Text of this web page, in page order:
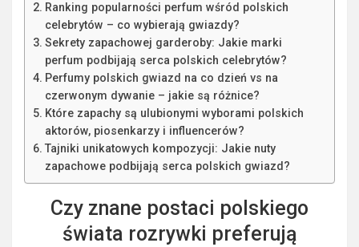
Ranking popularności perfum wśród polskich
celebrytów – co wybierają gwiazdy?
Sekrety zapachowej garderoby: Jakie marki
perfum podbijają serca polskich celebrytów?
Perfumy polskich gwiazd na co dzień vs na
czerwonym dywanie – jakie są różnice?
Które zapachy są ulubionymi wyborami polskich
aktorów, piosenkarzy i influencerów?
Tajniki unikatowych kompozycji: Jakie nuty
zapachowe podbijają serca polskich gwiazd?
Czy znane postaci polskiego
świata rozrywki preferują